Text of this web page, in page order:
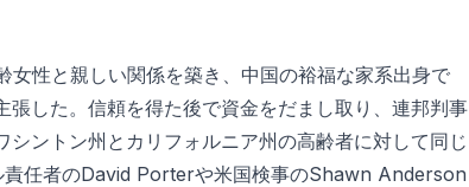
性と親しい関係を築き、中国の裕福な家系出身で
張した。信頼を得た後で資金をだまし取り、連邦判事
ントン州とカリフォルニア州の高齢者に対して同じ
責任者のDavid Porterや米国検事のShawn Anderson